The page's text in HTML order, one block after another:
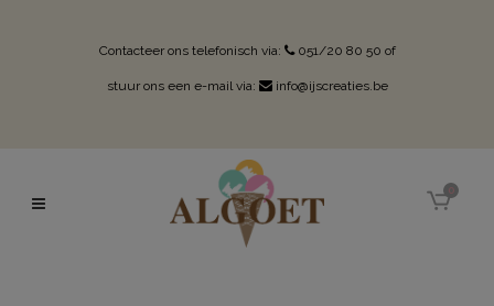
Contacteer ons telefonisch via: 051/20 80 50 of
stuur ons een e-mail via: info@ijscreaties.be
0